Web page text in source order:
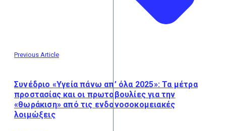
Previous Article
Συνέδριο «Υγεία πάνω απ’ όλα 2025»: Τα μέτρα
προστασίας και οι πρωτοβουλίες για την
«θωράκιση» από τις ενδονοσοκομειακές
λοιμώξεις